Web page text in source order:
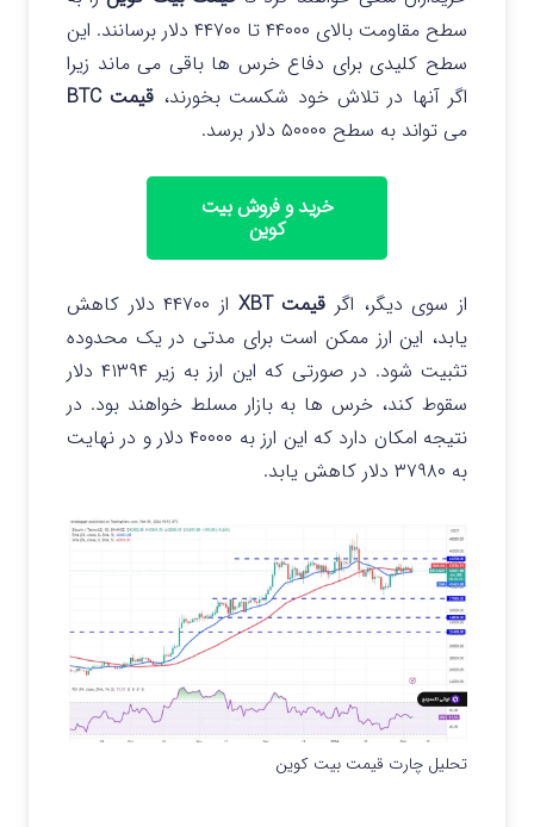
سطح مقاومت بالای ۴۴۰۰۰ تا ۴۴۷۰۰ دلار برسانند. این
سطح کلیدی برای دفاع خرس ها باقی می ماند زیرا
اگر آنها در تلاش خود شکست بخورند، قیمت BTC
می تواند به سطح ۵۰۰۰۰ دلار برسد.
خرید و فروش بیت
کوین
از سوی دیگر، اگر قیمت XBT
از ۴۴۷۰۰ دلار کاهش
یابد، این ارز ممکن است برای مدتی در یک محدوده
تثبیت شود. در صورتی که این ارز به زیر ۴۱۳۹۴ دلار
سقوط کند، خرس ها به بازار مسلط خواهند بود. در
نتیجه امکان دارد که این ارز به ۴۰۰۰۰ دلار و در نهایت
به ۳۷۹۸۰ دلار کاهش یابد.
تحلیل چارت قیمت بیت کوین